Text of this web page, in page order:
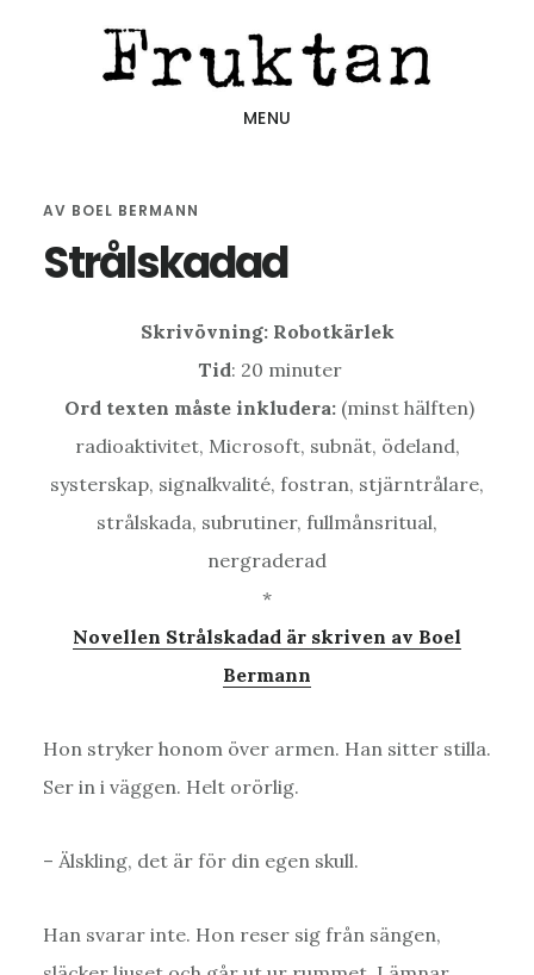
MENU
AV BOEL BERMANN
Strålskadad
Skrivövning: Robotkärlek
Tid: 20 minuter
Ord texten måste inkludera: (minst hälften)
radioaktivitet, Microsoft, subnät, ödeland,
systerskap, signalkvalité, fostran, stjärntrålare,
strålskada, subrutiner, fullmånsritual,
nergraderad
*
Novellen Strålskadad är skriven av Boel
Bermann
Hon stryker honom över armen. Han sitter stilla.
Ser in i väggen. Helt orörlig.
– Älskling, det är för din egen skull.
Han svarar inte. Hon reser sig från sängen,